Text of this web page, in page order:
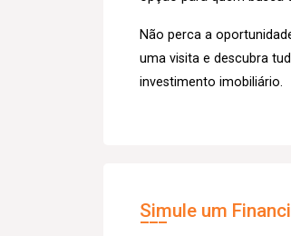
Não perca a
uma visita e descubra
investimento imobiliário.
Simule um